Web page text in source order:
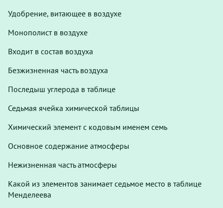
Удобрение, витающее в воздухе
Монополист в воздухе
Входит в состав воздуха
Безжизненная часть воздуха
Последыш углерода в таблице
Седьмая ячейка химической таблицы
Химический элемент с кодовым именем семь
Основное содержание атмосферы
Нежизненная часть атмосферы
Какой из элементов занимает седьмое место в таблице
Менделеева